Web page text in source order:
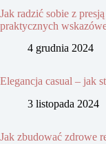
Jak radzić sobie z
praktycznych
4 grudnia 2024
Elegancja casual – jak
3 listopada 2024
Jak zbudować zdrowe